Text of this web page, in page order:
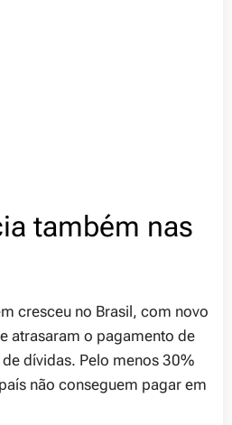
também nas
cresceu no Brasil, com novo
atrasaram o pagamento de
dívidas. Pelo menos 30%
não conseguem pagar em